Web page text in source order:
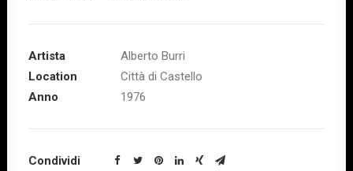
Artista
Alberto Burri
Location
Città di Castello
Anno
1976
Condividi